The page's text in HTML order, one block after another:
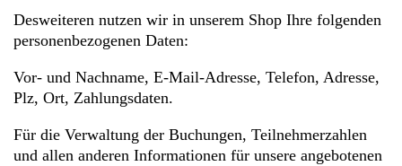
Desweiteren nutzen wir in unserem Shop Ihre folgenden
personenbezogenen Daten:
Vor- und Nachname, E-Mail-Adresse, Telefon, Adresse,
Plz, Ort, Zahlungsdaten.
Für die Verwaltung der Buchungen, Teilnehmerzahlen
und allen anderen Informationen für unsere angebotenen